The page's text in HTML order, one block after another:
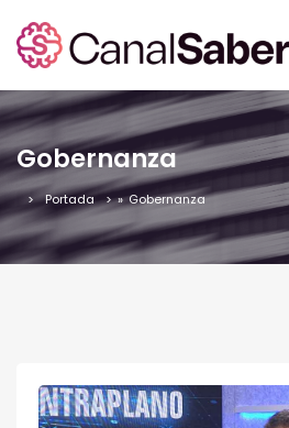
Gobernanza
Portada » Gobernanza